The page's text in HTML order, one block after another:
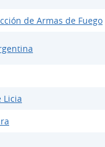
de Armas de Fuego
Licia